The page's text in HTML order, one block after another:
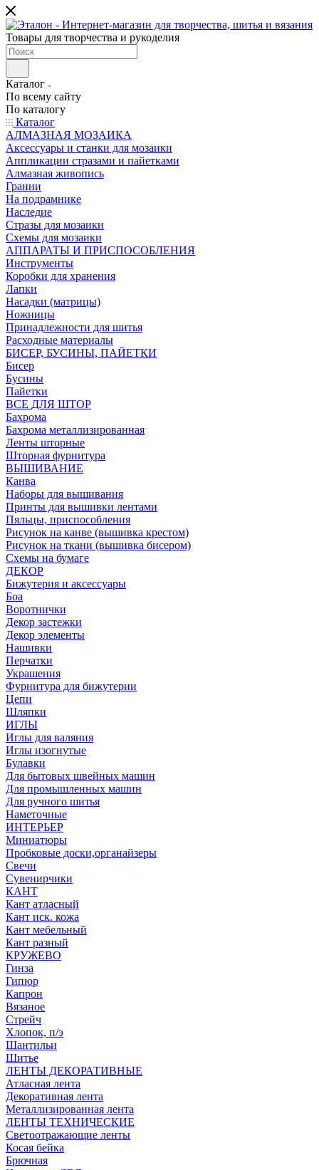
Товары для творчества и рукоделия
Каталог
По всему сайту
По каталогу
Каталог
АЛМАЗНАЯ МОЗАИКА
Аксессуары и станки для мозаики
Аппликации стразами и пайетками
Алмазная живопись
Гранни
На подрамнике
Наследие
Стразы для мозаики
Схемы для мозаики
АППАРАТЫ И ПРИСПОСОБЛЕНИЯ
Инструменты
Коробки для хранения
Лапки
Насадки (матрицы)
Ножницы
Принадлежности для шитья
Расходные материалы
БИСЕР, БУСИНЫ, ПАЙЕТКИ
Бисер
Бусины
Пайетки
ВСЕ ДЛЯ ШТОР
Бахрома
Бахрома металлизированная
Ленты шторные
Шторная фурнитура
ВЫШИВАНИЕ
Канва
Наборы для вышивания
Принты для вышивки лентами
Пяльцы, приспособления
Рисунок на канве (вышивка крестом)
Рисунок на ткани (вышивка бисером)
Схемы на бумаге
ДЕКОР
Бижутерия и аксессуары
Боа
Воротнички
Декор застежки
Декор элементы
Нашивки
Перчатки
Украшения
Фурнитура для бижутерии
Цепи
Шляпки
ИГЛЫ
Иглы для валяния
Иглы изогнутые
Булавки
Для бытовых швейных машин
Для промышленных машин
Для ручного шитья
Наметочные
ИНТЕРЬЕР
Миниатюры
Пробковые доски,органайзеры
Свечи
Сувенирчики
КАНТ
Кант атласный
Кант иск. кожа
Кант мебельный
Кант разный
КРУЖЕВО
Гинза
Гипюр
Капрон
Вязаное
Стрейч
Хлопок, п/э
Шантильи
Шитье
ЛЕНТЫ ДЕКОРАТИВНЫЕ
Атласная лента
Декоративная лента
Металлизированная лента
ЛЕНТЫ ТЕХНИЧЕСКИЕ
Светоотражающие ленты
Косая бейка
Брючная